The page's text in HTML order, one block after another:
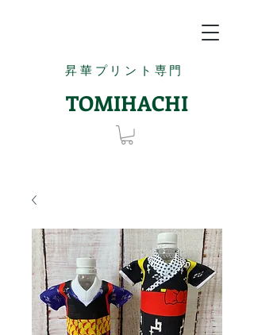
昇華プリント専門
TOMIHACHI